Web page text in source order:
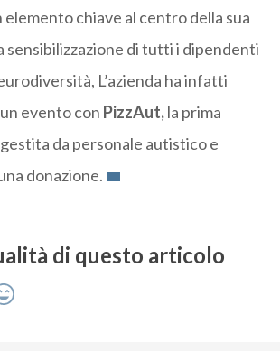
chiave al centro della sua
sensibilizzazione di tutti i dipendenti
L’azienda ha infatti
evento con PizzAut,la prima
da personale autistico e
donazione.
di questo articolo